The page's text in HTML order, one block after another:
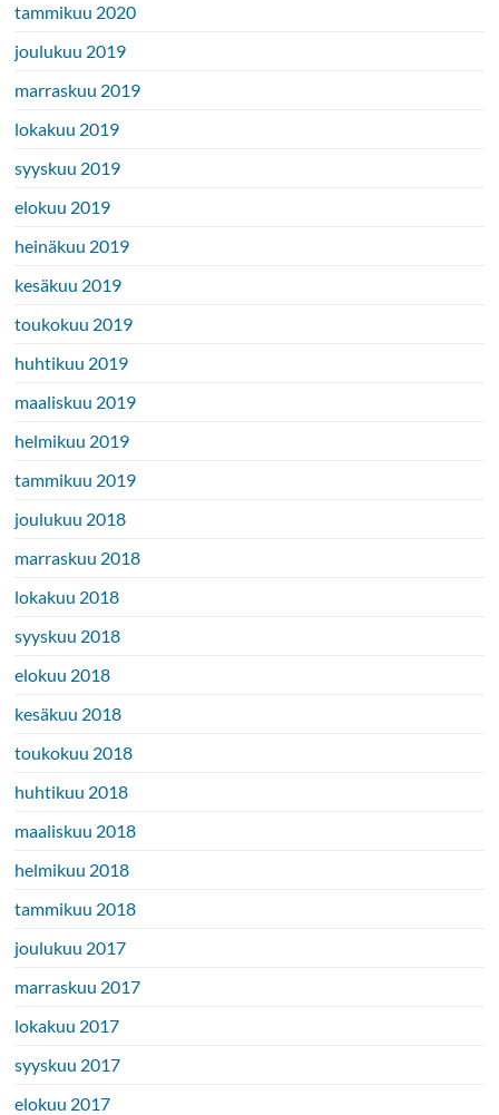
tammikuu 2020
joulukuu 2019
marraskuu 2019
lokakuu 2019
syyskuu 2019
elokuu 2019
heinäkuu 2019
kesäkuu 2019
toukokuu 2019
huhtikuu 2019
maaliskuu 2019
helmikuu 2019
tammikuu 2019
joulukuu 2018
marraskuu 2018
lokakuu 2018
syyskuu 2018
elokuu 2018
kesäkuu 2018
toukokuu 2018
huhtikuu 2018
maaliskuu 2018
helmikuu 2018
tammikuu 2018
joulukuu 2017
marraskuu 2017
lokakuu 2017
syyskuu 2017
elokuu 2017